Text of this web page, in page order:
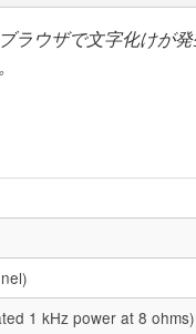
ラウザで文字化けが
1 kHz power at 8 ohms)